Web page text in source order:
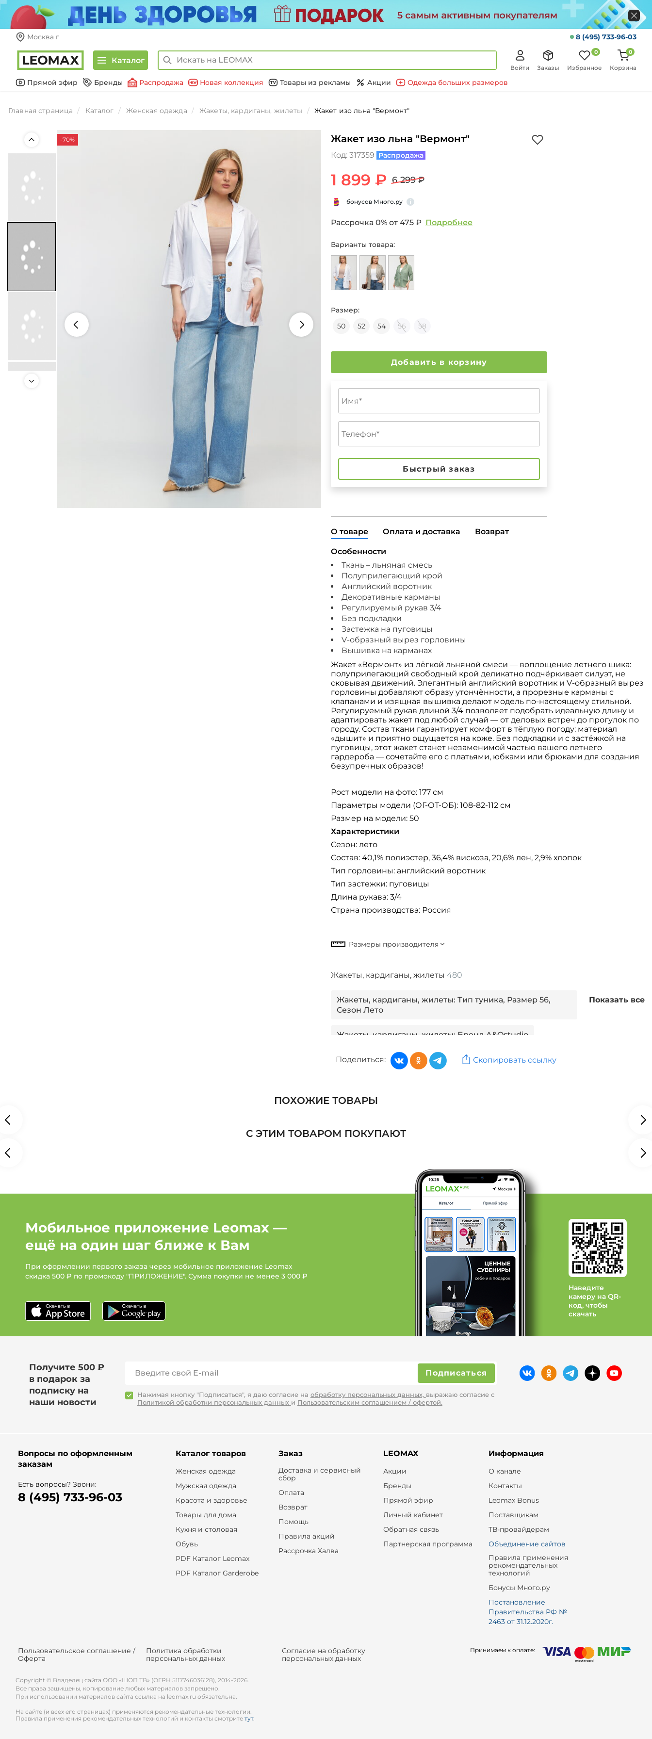
Москва г 8 (495) 733-96-03
Каталог
Войти Заказы Избранное
0
Корзина
0
Прямой эфир Бренды Распродажа Новая коллекция Товары из рекламы Акции Одежда больших размеров
Главная страница Каталог Женская одежда Жакеты, кардиганы, жилеты Жакет изо льна "Вермонт"
-70% Жакет изо льна "Вермонт"
Код: 317359 Распродажа
1 899 ₽ 6 299 ₽
бонусов Много.ру
Рассрочка 0% от 475 ₽ Подробнее
Варианты товара:
Размер:
50
52 54 56 58
Добавить в корзину
Быстрый заказ
О товаре Оплата и доставка Возврат
Особенности
Ткань – льняная смесь
Полуприлегающий крой
Английский воротник
Декоративные карманы
Регулируемый рукав 3/4
Без подкладки
Застежка на пуговицы
V-образный вырез горловины
Вышивка на карманах
Жакет «Вермонт» из лёгкой льняной смеси — воплощение летнего шика:
полуприлегающий свободный крой деликатно подчёркивает силуэт, не
сковывая движений. Элегантный английский воротник и V‑образный вырез
горловины добавляют образу утончённости, а прорезные карманы с
клапанами и изящная вышивка делают модель по‑настоящему стильной.
Регулируемый рукав длиной 3/4 позволяет подобрать идеальную длину и
адаптировать жакет под любой случай — от деловых встреч до прогулок по
городу. Состав ткани гарантирует комфорт в тёплую погоду: материал
«дышит» и приятно ощущается на коже. Без подкладки и с застёжкой на
пуговицы, этот жакет станет незаменимой частью вашего летнего
гардероба — сочетайте его с платьями, юбками или брюками для создания
безупречных образов!
Рост модели на фото: 177 см
Параметры модели (ОГ-ОТ-ОБ): 108-82-112 см
Размер на модели: 50
Характеристики
Сезон: лето
Состав: 40,1% полиэстер, 36,4% вискоза, 20,6% лен, 2,9% хлопок
Тип горловины: английский воротник
Тип застежки: пуговицы
Длина рукава: 3/4
Страна производства: Россия
Жакеты, кардиганы, жилеты 480
Жакеты, кардиганы, жилеты: Тип туника, Размер 56,
Сезон Лето
Жакеты, кардиганы, жилеты: Бренд A&Ostudio
Жакеты, кардиганы, жилеты: Бренд Amazone
Жакеты, кардиганы, жилеты: Бренд СКС
Женская одежда: Бренд Kumar collection
Женская одежда: Бренд LADY SHARM
Женская одежда: Бренд Me Lady
Показать все
Поделиться: Скопировать ссылку
ПОХОЖИЕ ТОВАРЫ
С ЭТИМ ТОВАРОМ ПОКУПАЮТ
Мобильное приложение Leomax —
ещё на один шаг ближе к Вам
При оформлении первого заказа через мобильное приложение Leomax
скидка 500 ₽ по промокоду "ПРИЛОЖЕНИЕ". Сумма покупки не менее 3 000 ₽
Наведите
камеру на QR-
код, чтобы
скачать
Получите 500 ₽
в подарок за
подписку на
наши новости
Подписаться
Нажимая кнопку "Подписаться", я даю согласие на обработку персональных данных, выражаю согласие с
Политикой обработки персональных данных и Пользовательским соглашением / офертой.
Вопросы по оформленным
заказам
Есть вопросы? Звони:
8 (495) 733-96-03
Каталог товаров
Женская одежда
Мужская одежда
Красота и здоровье
Товары для дома
Кухня и столовая
Обувь
PDF Каталог Leomax
PDF Каталог Garderobe
Заказ
Доставка и сервисный
сбор
Оплата
Возврат
Помощь
Правила акций
Рассрочка Халва
LEOMAX
Акции
Бренды
Прямой эфир
Личный кабинет
Обратная связь
Партнерская программа
Информация
О канале
Контакты
Leomax Bonus
Поставщикам
ТВ-провайдерам
Объединение сайтов
Правила применения
рекомендательных
технологий
Бонусы Много.ру
Постановление
Правительства РФ №
2463 от 31.12.2020г.
Пользовательское соглашение /
Оферта
Политика обработки
персональных данных
Согласие на обработку
персональных данных
Copyright © Владелец сайта ООО «ШОП ТВ» (ОГРН 5117746036128), 2014-2026.
Все права защищены, копирование любых материалов запрещено.
При использовании материалов сайта ссылка на leomax.ru обязательна.
На сайте (и всех его страницах) применяются рекомендательные технологии.
Правила применения рекомендательных технологий и контакты смотрите тут.
Принимаем к оплате: